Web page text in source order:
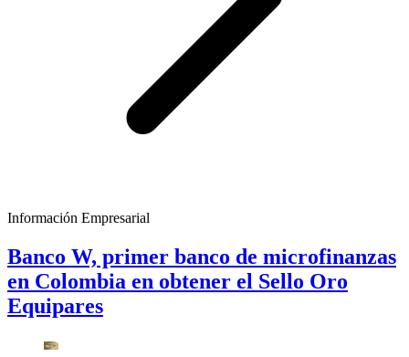
Información Empresarial
Banco W, primer banco de microfinanzas
en Colombia en obtener el Sello Oro
Equipares